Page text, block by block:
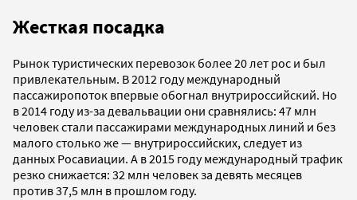
Жесткая посадка
Рынок туристических перевозок более 20 лет рос и был
привлекательным. В 2012 году международный
пассажиропоток впервые обогнал внутрироссийский. Но
в 2014 году из-за девальвации они сравнялись: 47 млн
человек стали пассажирами международных линий и без
малого столько же — внутрироссийских, следует из
данных Росавиации. А в 2015 году международный трафик
резко снижается: 32 млн человек за девять месяцев
против 37,5 млн в прошлом году.